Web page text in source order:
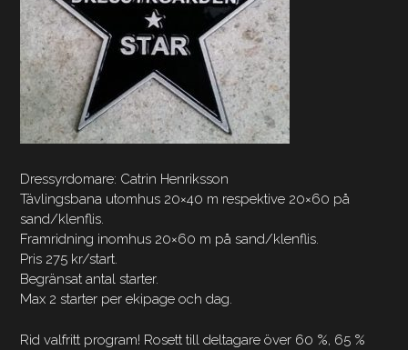
Dressyrdomare: Catrin Henriksson
Tävlingsbana utomhus 20×40 m respektive 20×60 på
sand/klenflis.
Framridning inomhus 20×60 m på sand/klenflis.
Pris 275 kr/start.
Begränsat antal starter.
Max 2 starter per ekipage och dag.
Rid valfritt program! Rosett till deltagare över 60 %, 65 %